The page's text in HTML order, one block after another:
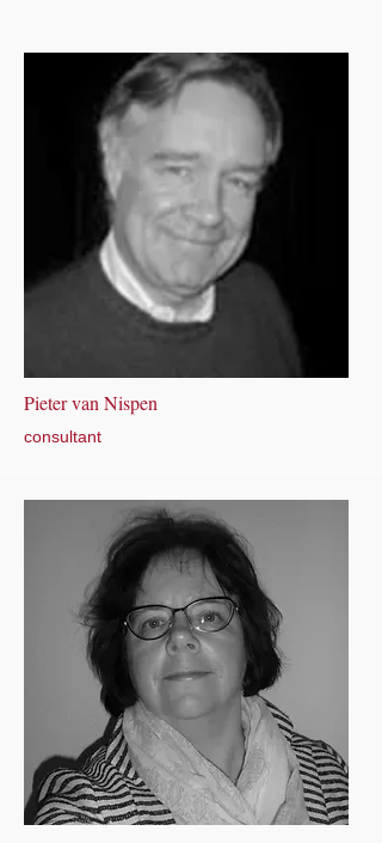
Pieter van Nispen
consultant